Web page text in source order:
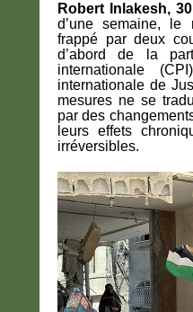
Robert Inlakesh,
d’une semaine,
frappé par deux
d’abord de la
internationale
internationale de
mesures ne se
par des
leurs effets
irréversibles.